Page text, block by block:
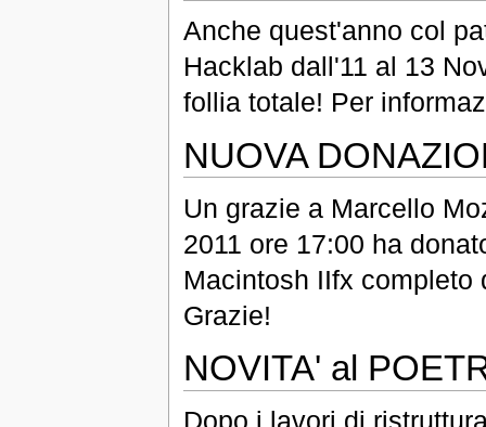
Anche quest'anno col
Hacklab dall'11 al 13
follia totale! Per
NUOVA
Un grazie a Marcello
2011 ore 17:00 ha
Macintosh IIfx completo
Grazie!
NOVITA' al
Dopo i lavori di